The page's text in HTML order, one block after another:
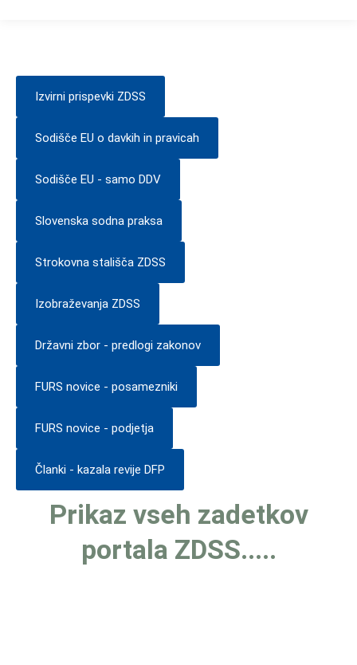
Izvirni prispevki ZDSS
Sodišče EU o davkih in pravicah
Sodišče EU - samo DDV
Slovenska sodna praksa
Strokovna stališča ZDSS
Izobraževanja ZDSS
Državni zbor - predlogi zakonov
FURS novice - posamezniki
FURS novice - podjetja
Članki - kazala revije DFP
Prikaz vseh zadetkov
portala ZDSS.....